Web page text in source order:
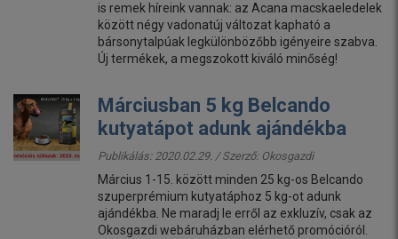
is remek híreink vannak: az Acana macskaeledelek
között négy vadonatúj változat kapható a
bársonytalpúak legkülönbözőbb igényeire szabva.
Új termékek, a megszokott kiváló minőség!
Márciusban 5 kg Belcando
kutyatápot adunk ajándékba
Publikálás: 2020.02.29. / Szerző: Okosgazdi
Március 1-15. között minden 25 kg-os Belcando
szuperprémium kutyatáphoz 5 kg-ot adunk
ajándékba. Ne maradj le erről az exkluzív, csak az
Okosgazdi webáruházban elérhető promócióról.